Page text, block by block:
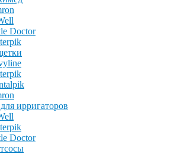
Doctor
ирригаторов
Doctor